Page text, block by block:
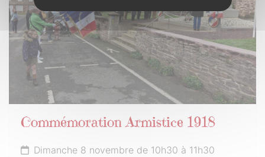
Commémoration Armistice 1918
Dimanche 8 novembre de 10h30 à 11h30